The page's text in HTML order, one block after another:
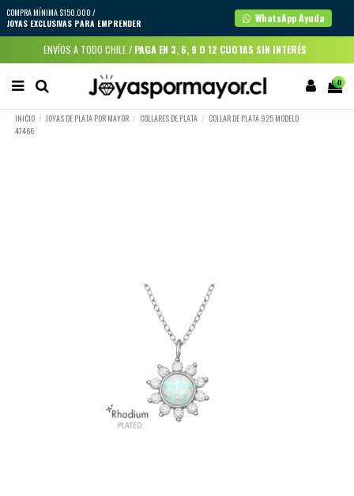
COMPRA MÍNIMA $150.000 /
JOYAS EXCLUSIVAS PARA EMPRENDER
WhatsApp Ayuda
ENVÍOS A TODO CHILE / PAGA EN 3, 6, 9 O 12 CUOTAS SIN INTERÉS
0
INICIO JOYAS DE PLATA POR MAYOR COLLARES DE PLATA
COLLAR DE PLATA 925 MODELO
47466